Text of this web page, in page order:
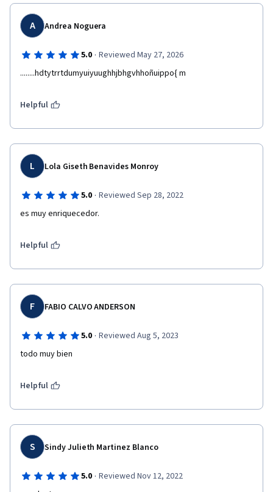
A Andrea Noguera
5.0 · Reviewed May 27, 2026
........hdtytrrtdumyuiyuughhjbhgvhhoñuippo{ m
Helpful
L Lola Giseth Benavides Monroy
5.0 · Reviewed Sep 28, 2022
es muy enriquecedor.
Helpful
F FABIO CALVO ANDERSON
5.0 · Reviewed Aug 5, 2023
todo muy bien
Helpful
S Sindy Julieth Martinez Blanco
5.0 · Reviewed Nov 12, 2022